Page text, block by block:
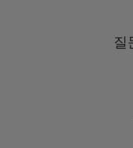
질